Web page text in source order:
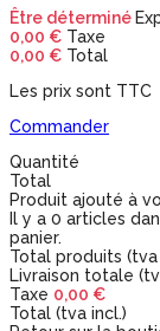
Être déterminé
0,00 € Taxe
0,00 € Total
Les prix sont TTC
Commander
Quantité
Total
Produit ajouté à
Il y a 0 articles
panier.
Total produits (tva
Livraison totale
Taxe 0,00 €
Total (tva incl.)